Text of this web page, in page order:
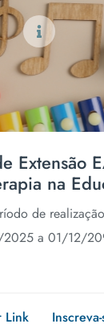
Extensão
na
de
a 01/12/
Link